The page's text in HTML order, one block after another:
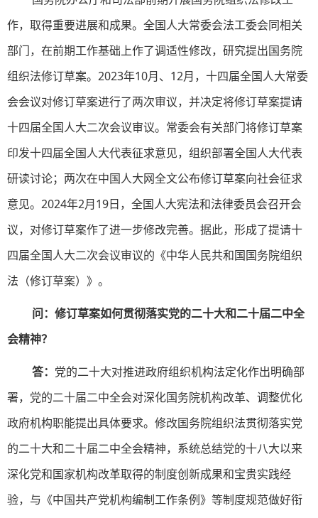
作，取得重要进展和成果。全国人大常委会法工委会同相关
部门，在前期工作基础上作了调适性修改，研究提出国务院
组织法修订草案。2023年10月、12月，十四届全国人大常委
会会议对修订草案进行了两次审议，并决定将修订草案提请
十四届全国人大二次会议审议。常委会有关部门将修订草案
印发十四届全国人大代表征求意见，组织部署全国人大代表
研读讨论；两次在中国人大网全文公布修订草案向社会征求
意见。2024年2月19日，全国人大宪法和法律委员会召开会
议，对修订草案作了进一步修改完善。据此，形成了提请十
四届全国人大二次会议审议的《中华人民共和国国务院组织
法（修订草案）》。
问：修订草案如何贯彻落实党的二十大和二十届二中全
会精神？
答： 党的二十大对推进政府组织机构法定化作出明确部
署，党的二十届二中全会对深化国务院机构改革、调整优化
政府机构职能提出具体要求。修改国务院组织法贯彻落实党
的二十大和二十届二中全会精神，系统总结党的十八大以来
深化党和国家机构改革取得的制度创新成果和宝贵实践经
验，与《中国共产党机构编制工作条例》等制度规范做好衔